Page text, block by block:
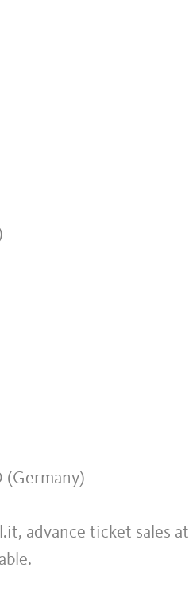
(Germany)
advance ticket sales